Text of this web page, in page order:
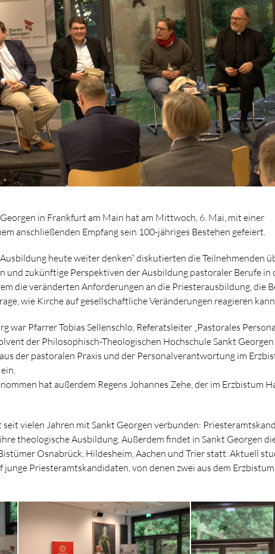
in Frankfurt am Main hat am Mittwoch, 6. Mai, mit einer
anschließenden Empfang sein 100-jähriges Bestehen gefeiert.
heute weiter denken“ diskutierten die Teilnehmenden
und zukünftige Perspektiven der Ausbildung pastoraler Berufe in
die veränderten Anforderungen an die Priesterausbildung, die
wie Kirche auf gesellschaftliche Veränderungen reagieren kann.
war Pfarrer Tobias Sellenschlo, Referatsleiter „Pastorales
der Philosophisch-Theologischen Hochschule Sankt
der pastoralen Praxis und der Personalverantwortung im
hat außerdem Regens Johannes Zehe, der im Erzbistum
vielen Jahren mit Sankt Georgen verbunden:
theologische Ausbildung. Außerdem findet in Sankt Georgen
Osnabrück, Hildesheim, Aachen und Trier statt. Aktuell
junge Priesteramtskandidaten, von denen zwei aus dem